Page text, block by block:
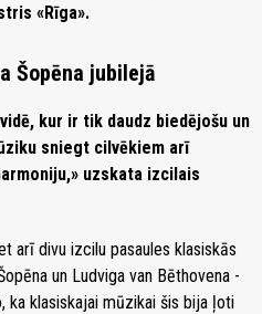
«Rīga».
Šopēna jubilejā
kur ir tik daudz biedējošu un
sniegt cilvēkiem arī
uzskata izcilais
arī divu izcilu pasaules klasiskās
un Ludviga van Bēthovena -
ka klasiskajai mūzikai šis bija ļoti